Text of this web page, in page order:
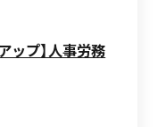
ップ】人事労務